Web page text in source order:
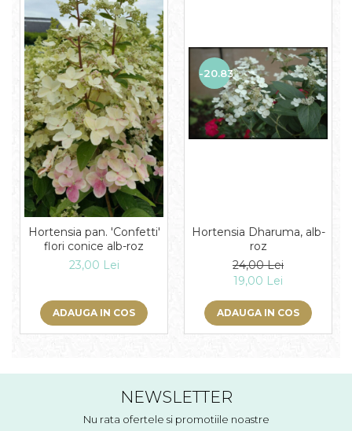
Hortensia pan. 'Confetti'
flori conice alb-roz
23,00 Lei
ADAUGA IN COS
-20.83%
Hortensia Dharuma, alb-
roz
24,00 Lei
19,00 Lei
ADAUGA IN COS
NEWSLETTER
Nu rata ofertele si promotiile noastre